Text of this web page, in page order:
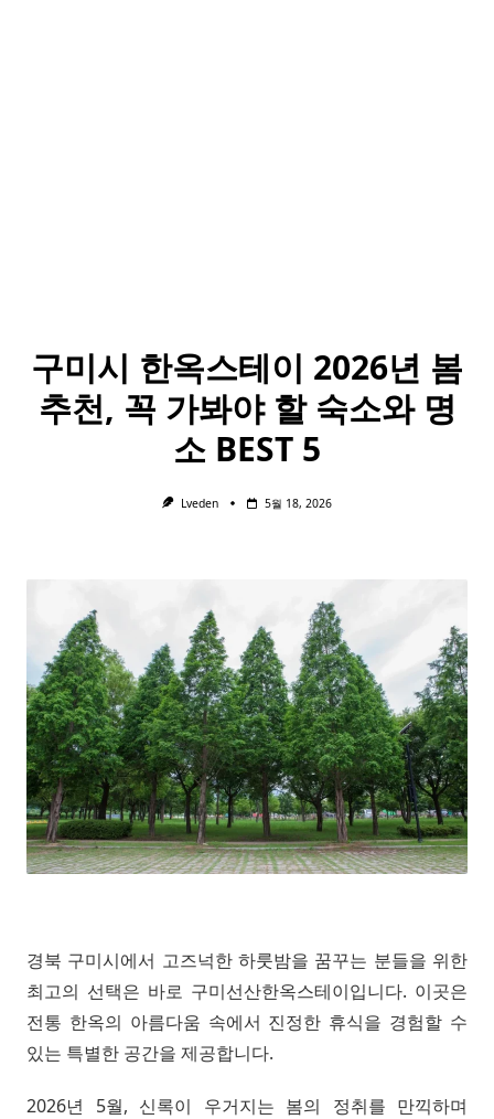
구미시 한옥스테이 2026년 봄
추천, 꼭 가봐야 할 숙소와 명
소 BEST 5
Lveden 5월 18, 2026
경북 구미시에서 고즈넉한 하룻밤을 꿈꾸는 분들을 위한
최고의 선택은 바로 구미선산한옥스테이입니다. 이곳은
전통 한옥의 아름다움 속에서 진정한 휴식을 경험할 수
있는 특별한 공간을 제공합니다.
2026년 5월, 신록이 우거지는 봄의 정취를 만끽하며